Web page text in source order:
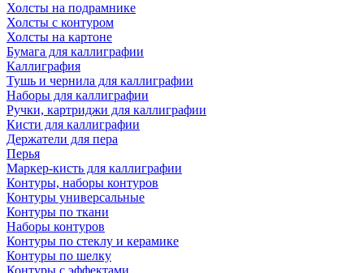
Холсты на подрамнике
Холсты с контуром
Холсты на картоне
Бумага для каллиграфии
Каллиграфия
Тушь и чернила для каллиграфии
Наборы для каллиграфии
Ручки, картриджи для каллиграфии
Кисти для каллиграфии
Держатели для пера
Перья
Маркер-кисть для каллиграфии
Контуры, наборы контуров
Контуры универсальные
Контуры по ткани
Наборы контуров
Контуры по стеклу и керамике
Контуры по шелку
Контуры с эффектами